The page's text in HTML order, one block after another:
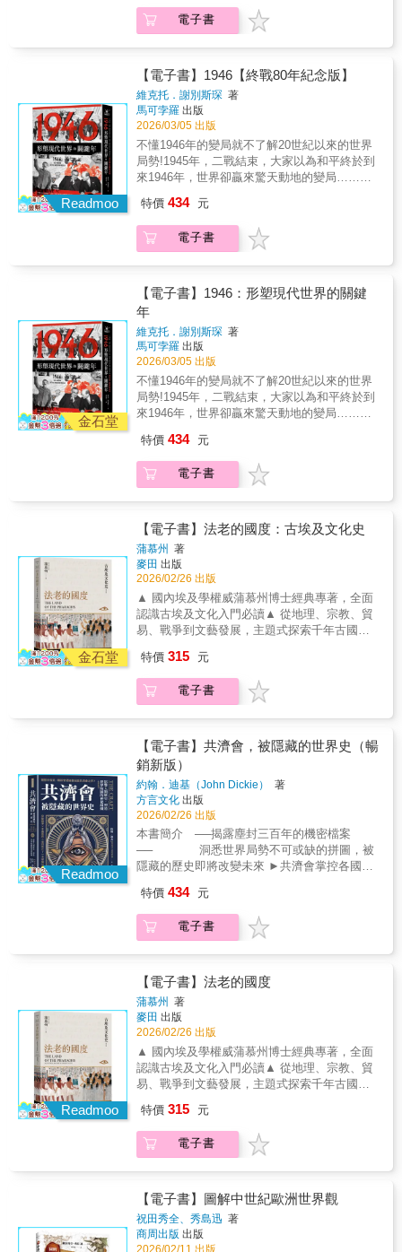
這正是萍姐帝國瓦解的開始。二○○○年，萍姐
因共謀、洗錢與人口販運而被判處三十五年有
期徒刑。儘管故事牽涉龐大的全球犯罪地下網
路的眾多人物，但基夫的描述仍維持著驚悚小
說的緊湊步調。《蛇頭》不僅擁有宏大的格
局，也具有強大的敘事推力，它既是一部包羅
萬象的犯罪故事，也對美國移民制度的諷刺做
出深刻探索。在移民議題持續論戰之際，這部
作品深入探討人們為了實現美國夢所願意付出
的代價，是一本不可錯過的好書。
礎， 輔以初學者也能輕鬆理解的解說、清晰圖
解， 帶領讀者從更立體的角度，感受古埃及的
魅力。 （※因應印刷需要，內頁實際印刷的顏
色會與預覽有所差異。※）
裡的世界文化遺產是如何建成的？巴黎、倫
敦、紐約，它們經歷過什麼，成為現在這個樣
既熟悉又陌生？它們的名聲響亮，你一定聽
過，但仔細想想，其實你並不了解它們……‧倫
敦的現代化竟然是一場大火造成的？‧十字軍東
征造就了「水都」威尼斯的繁榮・紐約曾經是
美國的首都？當你走進一座城市，也是走進一
段仍在延續的歷史，了解一座城市背後的故
事，將為你的旅程增添更多印象和感動‧耶路撒
冷：烙印著苦難歷史的聖地‧京都：「千年之
都」，昔日日本的核心‧威尼斯：靠著貿易席捲
的通往西方的門戶‧倫敦：十九世紀的「世界中
心」首都‧新加坡：以經濟實力傲視亞洲的城市
國家‧上海：打著經濟發展旗號而快速成長的港
歷史彼此交織，構成我們熟悉的世界，從30座
城市的歷史，帶你看見世界如何一步步成為今
天的模樣！
電子書
Readmoo
【電子書】1946【終戰80年紀念版】
維克托．謝別斯琛 著
馬可孛羅 出版
2026/03/05 出版
不懂1946年的變局就不了解20世紀以來的世界
局勢!1945年，二戰結束，大家以為和平終於到
來1946年，世界卻贏來驚天動地的變局……
冷戰開打，美蘇雙方不斷彼此猜疑。 ．在
聯合國介入下，以色列得以建國，至今以、巴
雙方仍衝突不斷。 ．印度爆發大規模罷工
瑟將軍的決斷改變日本現代史的發展。 二
戰落幕後，世界正式踏入全新的局勢。終戰後
簽訂的和平協議，不只重塑了二十世紀後半葉
的全球版圖，也深深影響著今日，甚至未來的
世界走向。1946 年，冷戰序幕拉開，東歐地圖
被重新劃定；中國共產黨在國共內戰中占了上
風；以色列的建國藍圖開始成形；印度的獨立
幾乎已成定局。這一年是現代史真正的轉折點
——多個國家在此時重生，國界與意識形態的
界線被重新劃定，而世界各地的人們也在這一
在這此引人入勝的歷史著作中，維克托．謝別
斯琛透過大量檔案與個人證詞，細緻描繪 1946
年如何形塑今日世界、影響數代人的命運。作
科，再從德里延伸至上海；筆下既有掌權者，
也有和你我一樣的普通人。全書敘事鮮活、視
野宏大。讀完之後，你會更理解現代世界是如
何誕生的，也能更清晰地看見未來可能前進的
方向。
特價 434 元
電子書
金石堂
【電子書】1946：形塑現代世界的關鍵
年
維克托．謝別斯琛 著
馬可孛羅 出版
2026/03/05 出版
不懂1946年的變局就不了解20世紀以來的世界
局勢!1945年，二戰結束，大家以為和平終於到
來1946年，世界卻贏來驚天動地的變局……
冷戰開打，美蘇雙方不斷彼此猜疑。 ．在
聯合國介入下，以色列得以建國，至今以、巴
雙方仍衝突不斷。 ．印度爆發大規模罷工
瑟將軍的決斷改變日本現代史的發展。 二
戰落幕後，世界正式踏入全新的局勢。終戰後
簽訂的和平協議，不只重塑了二十世紀後半葉
的全球版圖，也深深影響著今日，甚至未來的
世界走向。1946 年，冷戰序幕拉開，東歐地圖
被重新劃定；中國共產黨在國共內戰中占了上
風；以色列的建國藍圖開始成形；印度的獨立
幾乎已成定局。這一年是現代史真正的轉折點
——多個國家在此時重生，國界與意識形態的
年開始拾起生活的碎片、重新建立秩序。
在這此引人入勝的歷史著作中，維克托．謝別
斯琛透過大量檔案與個人證詞，細緻描繪 1946
年如何形塑今日世界、影響數代人的命運。作
者帶領讀者從柏林走到華府，從倫敦到莫斯
科，再從德里延伸至上海；筆下既有掌權者，
也有和你我一樣的普通人。全書敘事鮮活、視
野宏大。讀完之後，你會更理解現代世界是如
何誕生的，也能更清晰地看見未來可能前進的
方向。
特價 434 元
電子書
金石堂
【電子書】法老的國度：古埃及文化史
蒲慕州 著
麥田 出版
2026/02/26 出版
▲ 國內埃及學權威蒲慕州博士經典專著，全面
認識古埃及文化入門必讀▲ 從地理、宗教、貿
易、戰爭到文藝發展，主題式探索千年古國的
埃及人的生活細節、情感表達與精神世界
西元前四千年，孕育於尼羅河邊的古埃及，被
歷史學家希羅多德稱為「尼羅河的贈禮」，是
文字，並由此開展近代對古埃及文化的深入研
究，逐步揭開古老文明的神祕面紗。 歷盡
歲月的洗禮，如今王國已不復在，神廟與金字
塔亦失去昔日榮光。然而，法老的國度依舊吸
引旅人親訪，讚嘆那如太陽熱烈、如月亮幽微
的魅力，和在一片廣袤黃沙中屹立不搖的世界
遺產。人類，只是宇宙時間軸上的過客。金字
塔，卻是永恆。 《法老的國度》從第零王
朝開始，書寫古埃及文明的發展大勢與特徵，
帶領讀者遊歷其中的迷人之處：雄偉的人面獅
膩優美的文學、講述日夜與重生的神話、莊嚴
肅穆的宗教儀式……古埃及的精采與驚奇，宛
如天空神奴特身上的星辰，閃耀、雋永且不可
也將目光投向尼羅河流域之外，概述其與巴比
倫、以色列、波斯等周邊政權的交流碰撞，以
及歷代文人對古埃及的興趣和探索，最終匯流
成「埃及學」的漫長過程。讓我們翻開書頁，
循著現存遺蹟、重大事件與時人觀點，再次聽
見法老與祂的子民，自歷史長河彼端傳來的悠
遠回音。
特價 315 元
電子書
Readmoo
【電子書】共濟會，被隱藏的世界史（暢
銷新版）
約翰．迪基（John Dickie）
著
方言文化 出版
2026/02/26 出版
本書簡介 ──揭露塵封三百年的機密檔案
── 洞悉世界局勢不可或缺的拼圖，被
隱藏的歷史即將改變未來 ►共濟會掌控各國政
共濟會將會標印製於美鈔上，透過美元操弄世
界經濟？ ►共濟會偽造阿姆斯壯登陸月
球，贏得太空競賽？ ►共濟會是刺殺美國
濟會背地裡在做什麼？如何加入共濟會？神祕
儀式有哪些？ 種種迷團都讓這個組織蒙上
一層神祕面紗，難窺堂奧。 過去，你只能透過
不可靠的資訊想像共濟會， 但可曾想過，這些
陰謀論是否是為了掩蓋更大的祕密？而真相又
是什麼？ ◎剖析共濟會，洞察世界動盪的
背後真相 自共濟會創會以來，就與世界重
大歷史事件密不可分， 它的發展與近代史高度
重疊。 綜觀法國大革命、美國南北戰爭、解放
西斯政權擴張等，共濟會皆在其中扮演重要角
色。 它時而因勢利導，利用動亂壯大版圖；時
而飽受磨難，淪為被殺伐擄掠的階下囚。 在每
個歷史的關鍵時刻，共濟會裡的人事物，
總默默牽動著局勢發展，卻從沒人能徹底了解
這個神祕組織。 可以說，只要剖析共濟會，就
等於拼上了世界史中殘缺的拼圖， 能洞察社會
特價 434 元
電子書
Readmoo
【電子書】法老的國度
蒲慕州 著
麥田 出版
2026/02/26 出版
▲ 國內埃及學權威蒲慕州博士經典專著，全面
認識古埃及文化入門必讀▲ 從地理、宗教、貿
易、戰爭到文藝發展，主題式探索千年古國的
埃及人的生活細節、情感表達與精神世界
西元前四千年，孕育於尼羅河邊的古埃及，被
歷史學家希羅多德稱為「尼羅河的贈禮」，是
文字，並由此開展近代對古埃及文化的深入研
究，逐步揭開古老文明的神祕面紗。 歷盡
歲月的洗禮，如今王國已不復在，神廟與金字
塔亦失去昔日榮光。然而，法老的國度依舊吸
特價 315 元
電子書
【電子書】圖解中世紀歐洲世界觀
祝田秀全、秀島迅 著
商周出版 出版
2026/02/11 出版